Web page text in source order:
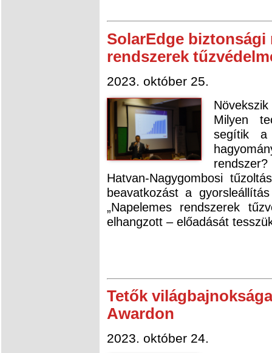
SolarEdge biztonsági
rendszerek
2023. október 25.
Milyen
segítik a
Hatvan-Nagygombosi
beavatkozást a
„Napelemes rendszerek
elhangzott – előadását
Tetők
Awardon
2023. október 24.